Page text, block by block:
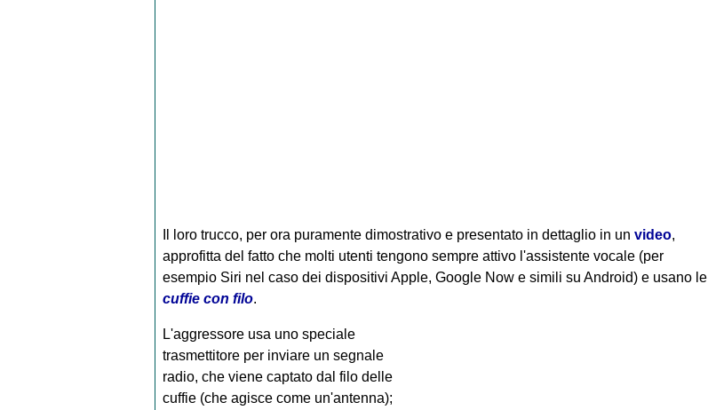
Il loro trucco, per ora puramente dimostrativo e presentato in dettaglio in un video,
approfitta del fatto che molti utenti tengono sempre attivo l'assistente vocale (per
esempio Siri nel caso dei dispositivi Apple, Google Now e simili su Android) e usano le
cuffie con filo.
L'aggressore usa uno speciale
trasmettitore per inviare un segnale
radio, che viene captato dal filo delle
cuffie (che agisce come un'antenna);